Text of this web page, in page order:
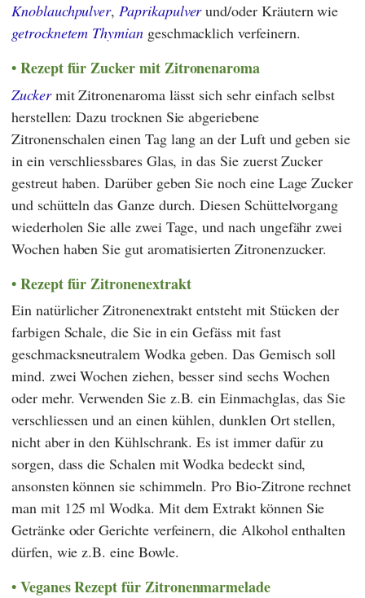
Knoblauchpulver,Paprikapulverund/oder Kräutern wie
getrocknetem Thymiangeschmacklich verfeinern.
Rezept für Zucker mit Zitronenaroma
Zuckermit Zitronenaroma lässt sich sehr einfach selbst
herstellen: Dazu trocknen Sie abgeriebene
Zitronenschalen einen Tag lang an der Luft und geben sie
in ein verschliessbares Glas, in das Sie zuerst Zucker
gestreut haben. Darüber geben Sie noch eine Lage Zucker
und schütteln das Ganze durch. Diesen Schüttelvorgang
wiederholen Sie alle zwei Tage, und nach ungefähr zwei
Wochen haben Sie gut aromatisierten Zitronenzucker.
Rezept für Zitronenextrakt
Ein natürlicher Zitronenextrakt entsteht mit Stücken der
farbigen Schale, die Sie in ein Gefäss mit fast
geschmacksneutralem Wodka geben. Das Gemisch soll
mind. zwei Wochen ziehen, besser sind sechs Wochen
oder mehr. Verwenden Sie z.B. ein Einmachglas, das Sie
verschliessen und an einen kühlen, dunklen Ort stellen,
nicht aber in den Kühlschrank. Es ist immer dafür zu
sorgen, dass die Schalen mit Wodka bedeckt sind,
ansonsten können sie schimmeln. Pro Bio-Zitrone rechnet
man mit 125 ml Wodka. Mit dem Extrakt können Sie
Getränke oder Gerichte verfeinern, die Alkohol enthalten
dürfen, wie z.B. eine Bowle.
Veganes Rezept für Zitronenmarmelade